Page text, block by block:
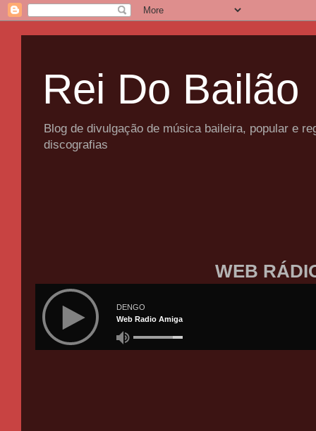
Rei Do Bailão
Blog de divulgação de música baileira, popular e
discografias
WEB